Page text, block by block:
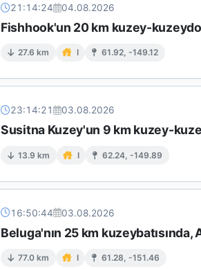
21:14:24 04.08.2026
Fishhook'un 20 km kuzey-
27.6 km I 61.92, -149.12
23:14:21 03.08.2026
Susitna Kuzey'un 9 km kuzey-
13.9 km I 62.24, -149.89
16:50:44 03.08.2026
Beluga'nın 25 km kuzeybatısında,
77.0 km I 61.28, -151.46